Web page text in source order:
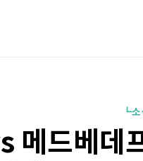
┗소
메드베데